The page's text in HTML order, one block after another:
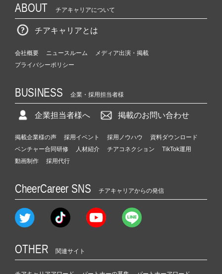
ABOUT チアキャリアについて
チアキャリアとは
会社概要 ニュースルーム
メディア出演・掲載
プライバシーポリシー
BUSINESS 企業・採用担当者様
企業担当者様へ 掲載のお問い合わせ
掲載企業様の声 採用イベント 採用ノウハウ
資料ダウンロード
ベンチャー合同研修
人材紹介 チアコネクション
TikTok運用
動画制作
採用代行
CheerCareer SNS チアキャリアからの発信
OTHER 関連サイト